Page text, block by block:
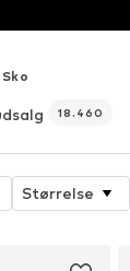
Sko
18.460
Størrelse